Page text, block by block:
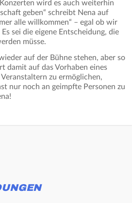
wird es auch weiterhin
geben“ schreibt Nena auf
alle willkommen“ – egal ob wir
sei die eigene Entscheidung, die
müsse.
auf der Bühne stehen, aber so
damit auf das Vorhaben eines
zu ermöglichen,
nur noch an geimpfte Personen zu